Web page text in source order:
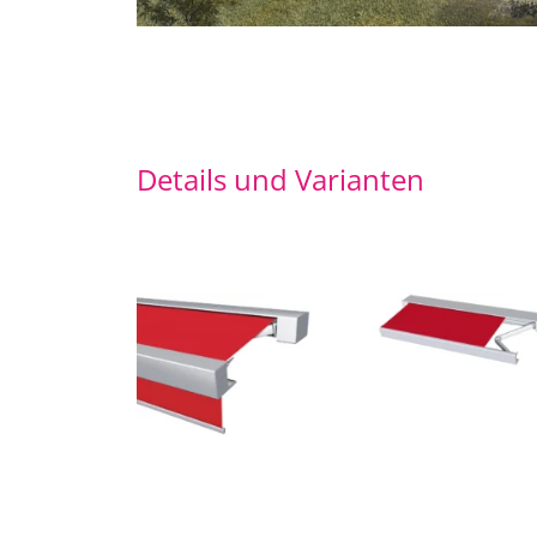
Details und Varianten